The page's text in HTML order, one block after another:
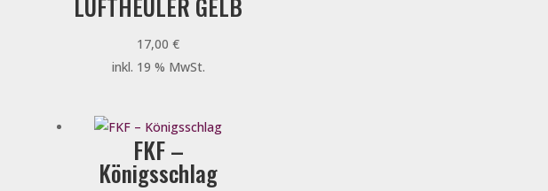
17,00€
inkl. 19 % MwSt.
FKF –
Königsschlag